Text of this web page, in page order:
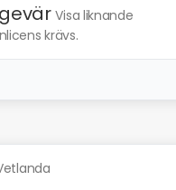
gevär Visa liknande
krävs.